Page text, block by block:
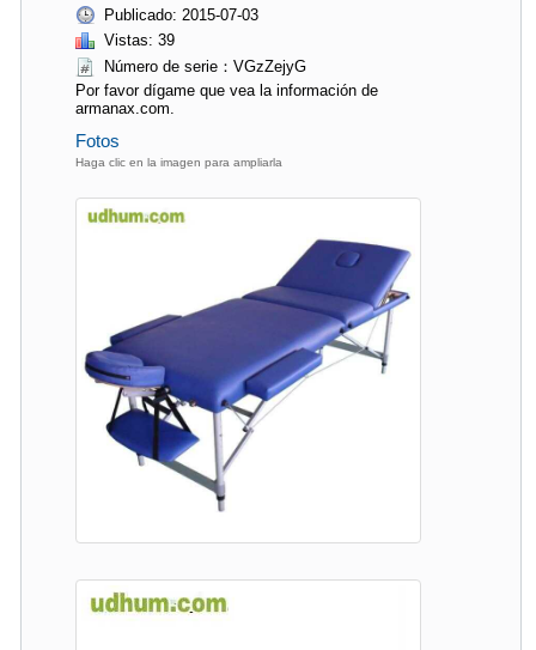
Publicado: 2015-07-03
Vistas: 39
Número de serie：VGzZejyG
Por favor dígame que vea la información de
armanax.com.
Fotos
Haga clic en la imagen para ampliarla